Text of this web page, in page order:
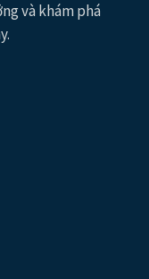
và khám phá